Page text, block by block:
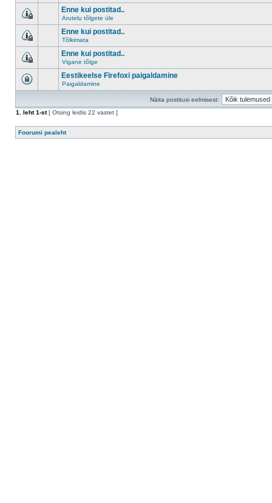
Enne kui postitad..
Arutelu tõlgete üle
Enne kui postitad..
Tõlkimata
Enne kui postitad..
Vigane tõlge
Eestikeelse Firefoxi paigaldamine
Paigaldamine
Näita postitusi eelmisest:
1
. leht1-st[ Otsing leidis 22 vastet ]
Foorumi pealeht